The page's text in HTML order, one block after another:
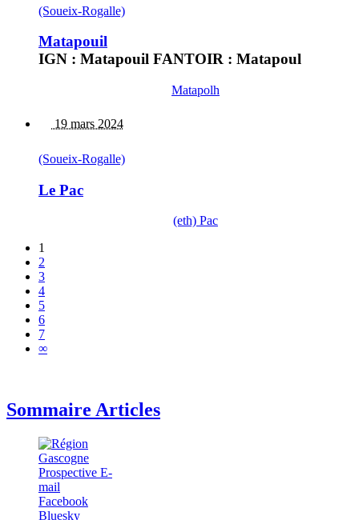
(Soueix-Rogalle)
Matapouil
IGN : Matapouil FANTOIR : Matapoul
Matapolh
19 mars 2024
(Soueix-Rogalle)
Le Pac
(eth) Pac
1
2
3
4
5
6
7
∞
Sommaire Articles